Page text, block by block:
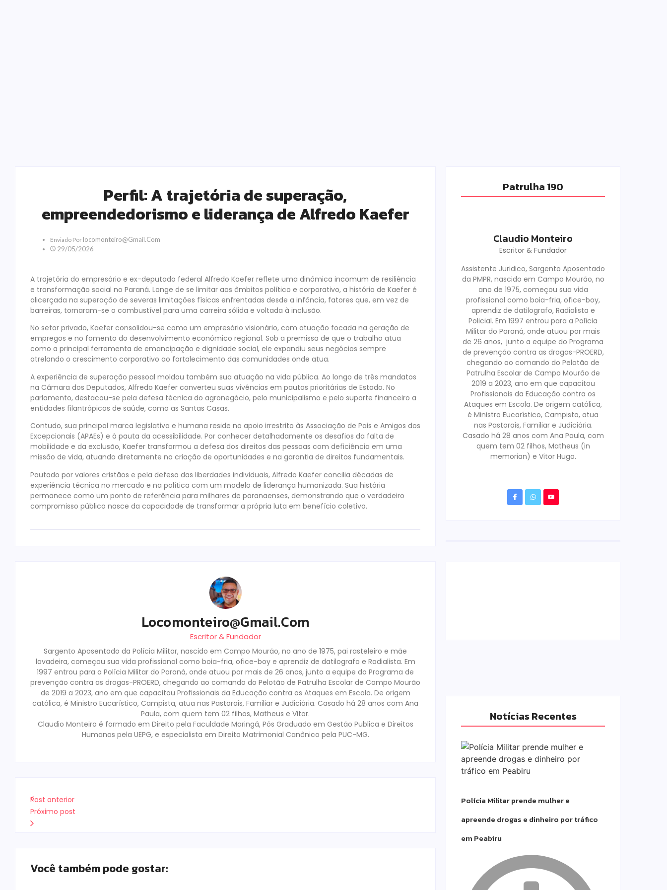
Perfil: A trajetória de superação,
empreendedorismo e liderança de Alfredo Kaefer
Enviado Por Locomonteiro@gmail.com
29/05/2026
A trajetória do empresário e ex-deputado federal Alfredo Kaefer reflete uma dinâmica incomum de resiliência
e transformação social no Paraná. Longe de se limitar aos âmbitos político e corporativo, a história de Kaefer é
alicerçada na superação de severas limitações físicas enfrentadas desde a infância, fatores que, em vez de
barreiras, tornaram-se o combustível para uma carreira sólida e voltada à inclusão.
No setor privado, Kaefer consolidou-se como um empresário visionário, com atuação focada na geração de
empregos e no fomento do desenvolvimento econômico regional. Sob a premissa de que o trabalho atua
como a principal ferramenta de emancipação e dignidade social, ele expandiu seus negócios sempre
atrelando o crescimento corporativo ao fortalecimento das comunidades onde atua.
A experiência de superação pessoal moldou também sua atuação na vida pública. Ao longo de três mandatos
na Câmara dos Deputados, Alfredo Kaefer converteu suas vivências em pautas prioritárias de Estado. No
parlamento, destacou-se pela defesa técnica do agronegócio, pelo municipalismo e pelo suporte financeiro a
entidades filantrópicas de saúde, como as Santas Casas.
Contudo, sua principal marca legislativa e humana reside no apoio irrestrito às Associação de Pais e Amigos dos
Excepcionais (APAEs) e à pauta da acessibilidade. Por conhecer detalhadamente os desafios da falta de
mobilidade e da exclusão, Kaefer transformou a defesa dos direitos das pessoas com deficiência em uma
missão de vida, atuando diretamente na criação de oportunidades e na garantia de direitos fundamentais.
Pautado por valores cristãos e pela defesa das liberdades individuais, Alfredo Kaefer concilia décadas de
experiência técnica no mercado e na política com um modelo de liderança humanizada. Sua história
permanece como um ponto de referência para milhares de paranaenses, demonstrando que o verdadeiro
compromisso público nasce da capacidade de transformar a própria luta em benefício coletivo.
Locomonteiro@gmail.com
Escritor & Fundador
Sargento Aposentado da Polícia Militar, nascido em Campo Mourão, no ano de 1975, pai rasteleiro e mãe
lavadeira, começou sua vida profissional como boia-fria, ofice-boy e aprendiz de datilografo e Radialista. Em
1997 entrou para a Polícia Militar do Paraná, onde atuou por mais de 26 anos, junto a equipe do Programa de
prevenção contra as drogas-PROERD, chegando ao comando do Pelotão de Patrulha Escolar de Campo Mourão
de 2019 a 2023, ano em que capacitou Profissionais da Educação contra os Ataques em Escola. De origem
católica, é Ministro Eucarístico, Campista, atua nas Pastorais, Familiar e Judiciária. Casado há 28 anos com Ana
Paula, com quem tem 02 filhos, Matheus e Vitor.
Claudio Monteiro é formado em Direito pela Faculdade Maringá, Pós Graduado em Gestão Publica e Direitos
Humanos pela UEPG, e especialista em Direito Matrimonial Canônico pela PUC-MG.
Post anterior
Próximo post
Você também pode gostar:
Patrulha 190
Claudio Monteiro
Escritor & Fundador
Assistente Juridico, Sargento Aposentado
da PMPR, nascido em Campo Mourão, no
ano de 1975, começou sua vida
profissional como boia-fria, ofice-boy,
aprendiz de datilografo, Radialista e
Policial. Em 1997 entrou para a Polícia
Militar do Paraná, onde atuou por mais
de 26 anos, junto a equipe do Programa
de prevenção contra as drogas-PROERD,
chegando ao comando do Pelotão de
Patrulha Escolar de Campo Mourão de
2019 a 2023, ano em que capacitou
Profissionais da Educação contra os
Ataques em Escola. De origem católica,
é Ministro Eucarístico, Campista, atua
nas Pastorais, Familiar e Judiciária.
Casado há 28 anos com Ana Paula, com
quem tem 02 filhos, Matheus (in
memorian) e Vitor Hugo.
Notícias Recentes
Polícia Militar prende mulher e
apreende drogas e dinheiro por tráfico
em Peabiru